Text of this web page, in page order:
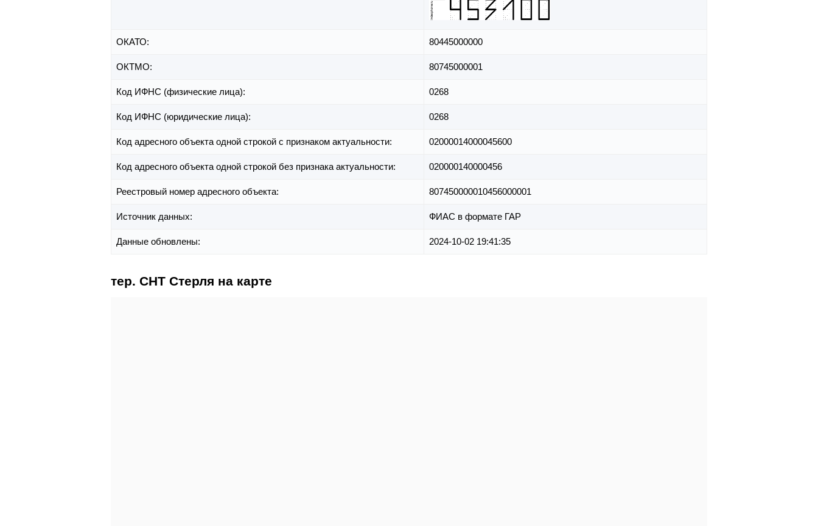
ОКАТО: 80445000000
ОКТМО: 80745000001
Код ИФНС (физические лица): 0268
Код ИФНС (юридические лица): 0268
Код адресного объекта одной строкой с признаком актуальности: 02000014000045600
Код адресного объекта одной строкой без признака актуальности: 020000140000456
Реестровый номер адресного объекта: 807450000010456000001
Источник данных: ФИАС в формате ГАР
Данные обновлены: 2024-10-02 19:41:35
тер. СНТ Стерля на карте